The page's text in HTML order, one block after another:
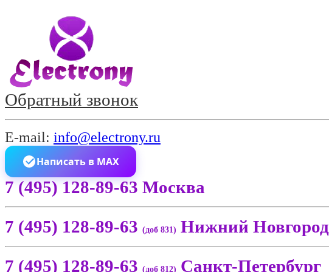
Обратный звонок
E-mail: info@electrony.ru
Написать в MAX
7 (495) 128-89-63 Москва
7 (495) 128-89-63 (доб 831) Нижний Новгород
7 (495) 128-89-63 (доб 812) Санкт-Петербург